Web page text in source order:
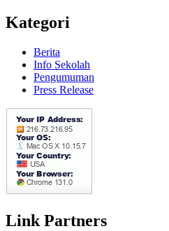
Kategori
Berita
Info Sekolah
Pengumuman
Press Release
Link Partners